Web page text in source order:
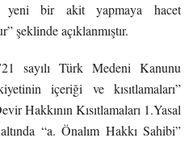
yeni bir akit yapmaya hacet
şeklinde açıklanmıştır.
sayılı Türk Medeni Kanunu
içeriği ve kısıtlamaları”
Hakkının Kısıtlamaları 1.Yasal
“a. Önalım Hakkı Sahibi”